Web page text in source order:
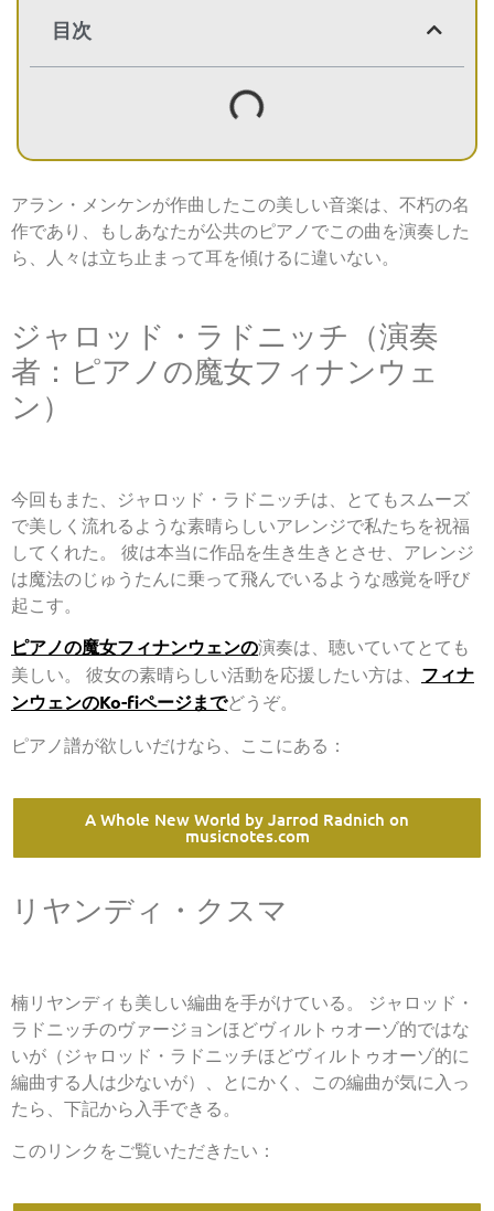
目次
アラン・メンケンが作曲したこの美しい音楽は、不朽の名
作であり、もしあなたが公共のピアノでこの曲を演奏した
ら、人々は立ち止まって耳を傾けるに違いない。
ジャロッド・ラドニッチ（演奏
者：ピアノの魔女フィナンウェ
ン）
今回もまた、ジャロッド・ラドニッチは、とてもスムーズ
で美しく流れるような素晴らしいアレンジで私たちを祝福
してくれた。 彼は本当に作品を生き生きとさせ、アレンジ
は魔法のじゅうたんに乗って飛んでいるような感覚を呼び
起こす。
ピアノの魔女フィナンウェンの演奏は、聴いていてとても
美しい。 彼女の素晴らしい活動を応援したい方は、 フィナ
ンウェンのKo-fiページまでどうぞ。
ピアノ譜が欲しいだけなら、ここにある：
A Whole New World by Jarrod Radnich on
musicnotes.com
リヤンディ・クスマ
楠リヤンディも美しい編曲を手がけている。 ジャロッド・
ラドニッチのヴァージョンほどヴィルトゥオーゾ的ではな
いが（ジャロッド・ラドニッチほどヴィルトゥオーゾ的に
編曲する人は少ないが）、とにかく、この編曲が気に入っ
たら、下記から入手できる。
このリンクをご覧いただきたい：